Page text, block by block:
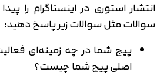
انتشار استوری در اینستاگرام را
سوالات مثل سوالات زیر پاسخ دهید:
پیج شما در چه زمینه‌‌ای
اصلی پیج شما چیست؟